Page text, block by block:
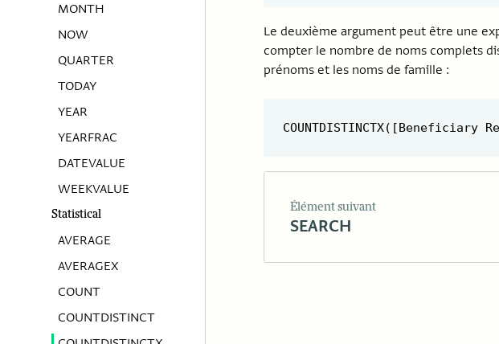
MONTH
NOW
QUARTER
TODAY
YEAR
YEARFRAC
DATEVALUE
WEEKVALUE
Statistical
AVERAGE
AVERAGEX
COUNT
COUNTDISTINCT
Le deuxième argument peut être une
compter le nombre de noms complets
prénoms et les noms de famille :
COUNTDISTINCTX([Beneficiary
Élément suivant
SEARCH